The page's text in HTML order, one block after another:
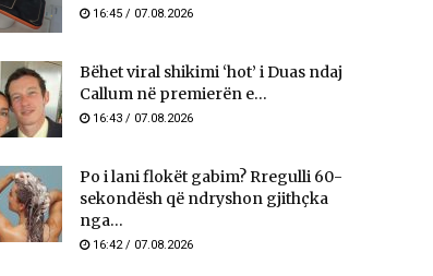
16:45 / 07.08.2026
Bëhet viral shikimi ‘hot’ i Duas ndaj
Callum në premierën e...
16:43 / 07.08.2026
Po i lani flokët gabim? Rregulli 60-
sekondësh që ndryshon gjithçka
nga...
16:42 / 07.08.2026